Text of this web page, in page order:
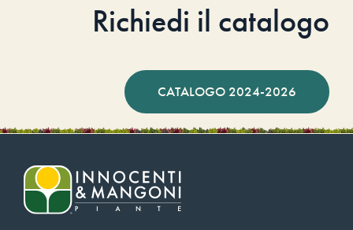
Richiedi il catalogo
CATALOGO 2024-2026